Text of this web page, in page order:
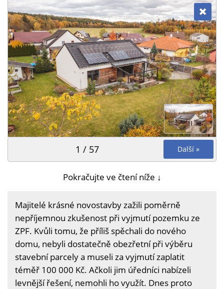
Další »
1 / 57
Pokračujte ve čtení níže ↓
Majitelé krásné novostavby zažili poměrně
nepříjemnou zkušenost při vyjmutí pozemku ze
ZPF. Kvůli tomu, že příliš spěchali do nového
domu, nebyli dostatečně obezřetní při výběru
stavební parcely a museli za vyjmutí zaplatit
téměř 100 000 Kč. Ačkoli jim úředníci nabízeli
levnější řešení, nemohli ho využít. Dnes proto